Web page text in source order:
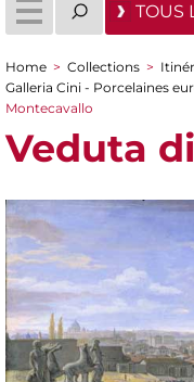
TOUS
You are here
Home > Collections >
Galleria Cini - Porcelaines
Montecavallo
Veduta